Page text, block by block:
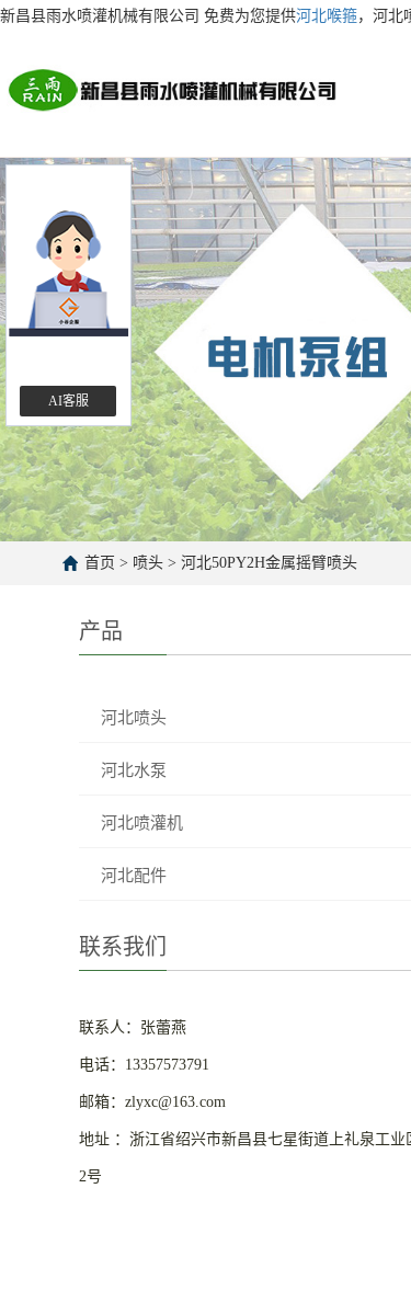
新昌县雨水喷灌机械有限公司 免费为您提供河北喉箍 ，河北
首页 > 喷头 > 河北50PY2H金属摇臂喷头
产品
河北喷头
河北水泵
河北喷灌机
河北配件
联系我们
联系人：张蕾燕
电话：13357573791
邮箱：zlyxc@163.com
地址 ：浙江省绍兴市新昌县七星街道上礼泉工业
2号
AI客服